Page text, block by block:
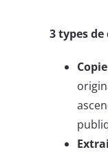
3 types